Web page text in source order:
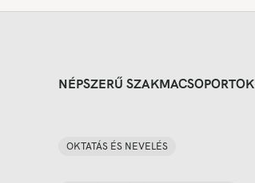
NÉPSZERŰ SZAKMACSOPORTOK
OKTATÁS ÉS NEVELÉS